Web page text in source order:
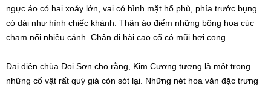
ngực áo có hai xoáy lớn, vai có hình mặt hổ phù, phía trước bụng
có dải như hình chiếc khánh. Thân áo điểm những bông hoa cúc
chạm nổi nhiều cánh. Chân đi hài cao cổ có mũi hơi cong.
Đại diện chùa Đọi Sơn cho rằng, Kim Cương tượng là một trong
những cổ vật rất quý giá còn sót lại. Những nét hoa văn đặc trưng